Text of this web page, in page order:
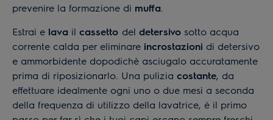
prevenire la formazione di muffa.
Estrai e lava il cassetto del detersivo sotto acqua
corrente calda per eliminare incrostazioni di detersivo
e ammorbidente dopodichè asciugalo accuratamente
prima di riposizionarlo. Una pulizia costante, da
effettuare idealmente ogni uno o due mesi a seconda
della frequenza di utilizzo della lavatrice, è il primo